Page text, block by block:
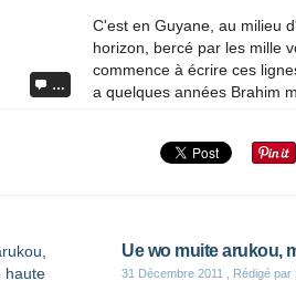
…
C'est en Guyane, au milieu
horizon, bercé par les mille
commence à écrire ces
a quelques années Brahim
Ue wo muite arukou,
31 Décembre 2011 , Rédigé